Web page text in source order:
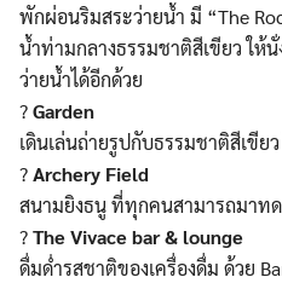
พักผ่อนริมสระว่ายน้ำ มี “The
น้ำท่ามกลางธรรมชาติสีเขียว ให้
ว่ายน้ำได้อีกด้วย
?Garden
เดินเล่นถ่ายรูปกับธรรมชาติสีเขีย
?Archery Field
สนามยิงธนู ที่ทุกคนสามารถมาท
?The Vivace bar & lounge
ดื่มด่ำรสชาติของเครื่องดื่ม ด้วย